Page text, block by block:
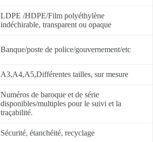
LDPE /HDPE/Film polyéthylène
indéchirable, transparent ou opaque
Banque/poste de police/gouvernement/etc
A3,A4,A5,Différentes tailles, sur mesure
Numéros de baroque et de série
disponibles/multiples pour le suivi et la
traçabilité.
Sécurité, étanchéité, recyclage